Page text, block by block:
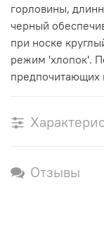
горловины,
черный
при носке
режим 'хлопок'.
предпочитающих
Отзывы